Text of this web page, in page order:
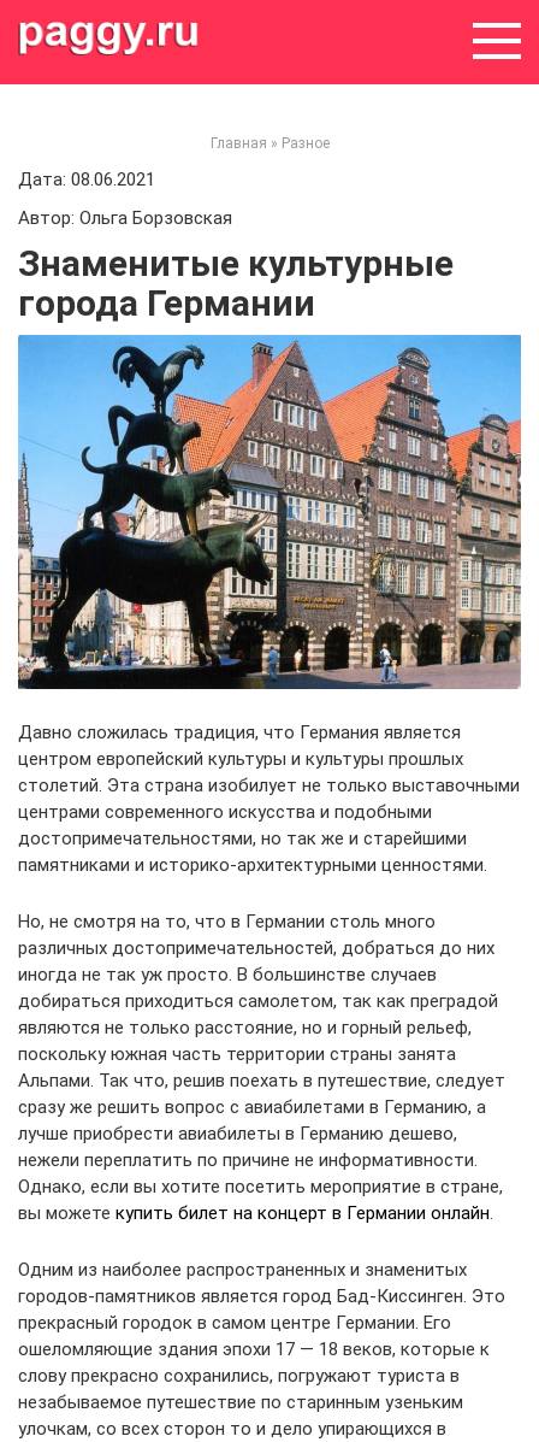
Главная » Разное
Дата: 08.06.2021
Автор: Ольга Борзовская
Знаменитые культурные
города Германии
Давно сложилась традиция, что Германия является
центром европейский культуры и культуры прошлых
столетий. Эта страна изобилует не только выставочными
центрами современного искусства и подобными
достопримечательностями, но так же и старейшими
памятниками и историко-архитектурными ценностями.
Но, не смотря на то, что в Германии столь много
различных достопримечательностей, добраться до них
иногда не так уж просто. В большинстве случаев
добираться приходиться самолетом, так как преградой
являются не только расстояние, но и горный рельеф,
поскольку южная часть территории страны занята
Альпами. Так что, решив поехать в путешествие, следует
сразу же решить вопрос с авиабилетами в Германию, а
лучше приобрести авиабилеты в Германию дешево,
нежели переплатить по причине не информативности.
Однако, если вы хотите посетить мероприятие в стране,
вы можете купить билет на концерт в Германии онлайн.
Одним из наиболее распространенных и знаменитых
городов-памятников является город Бад-Киссинген. Это
прекрасный городок в самом центре Германии. Его
ошеломляющие здания эпохи 17 — 18 веков, которые к
слову прекрасно сохранились, погружают туриста в
незабываемое путешествие по старинным узеньким
улочкам, со всех сторон то и дело упирающихся в